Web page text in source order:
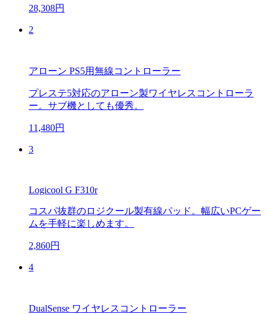
28,308円
2
アローン PS5用無線コントローラー
プレステ5対応のアローン製ワイヤレスコントローラ
ー。サブ機としても優秀。
11,480円
3
Logicool G F310r
コスパ抜群のロジクール製有線パッド。幅広いPCゲー
ムを手軽に楽しめます。
2,860円
4
DualSense ワイヤレスコントローラー